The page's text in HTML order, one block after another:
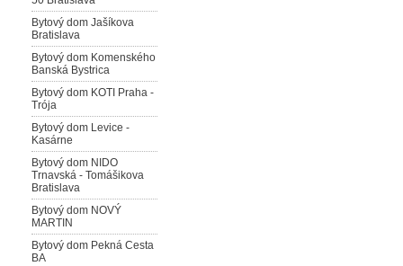
Bytový dom Jašíkova
Bratislava
Bytový dom Komenského
Banská Bystrica
Bytový dom KOTI Praha -
Trója
Bytový dom Levice -
Kasárne
Bytový dom NIDO
Trnavská - Tomášikova
Bratislava
Bytový dom NOVÝ
MARTIN
Bytový dom Pekná Cesta
BA